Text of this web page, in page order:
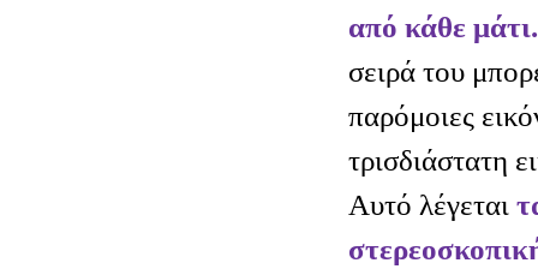
από κάθε μάτι.
σειρά του
παρόμοιες
τρισδιάστατη
Αυτό λέγεται